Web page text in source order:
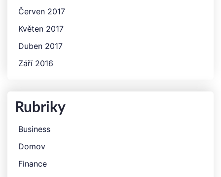
Červen 2017
Květen 2017
Duben 2017
Září 2016
Rubriky
Business
Domov
Finance